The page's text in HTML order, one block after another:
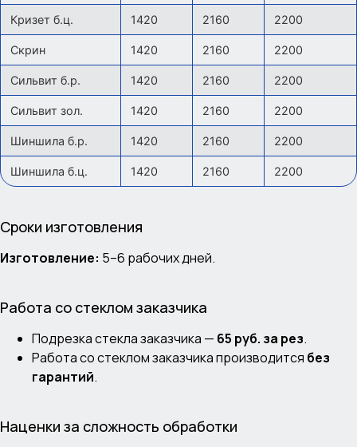
Кризет б.ц. 1420 2160 2200
Скрин 1420 2160 2200
Сильвит б.р. 1420 2160 2200
Сильвит зол. 1420 2160 2200
Шиншила б.р. 1420 2160 2200
Шиншила б.ц. 1420 2160 2200
Сроки изготовления
Изготовление: 5–6 рабочих дней.
Работа со стеклом заказчика
Подрезка стекла заказчика — 65 руб. за рез.
Работа со стеклом заказчика производится без
гарантий.
Наценки за сложность обработки